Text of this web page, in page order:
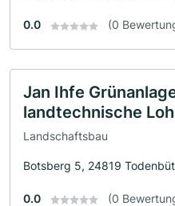
0.0 (0
Jan Ihfe
landtechnische
Landschaftsbau
Botsberg 5, 24819
0.0 (0